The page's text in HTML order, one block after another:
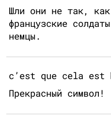
Шли они не так,
французские
немцы.
c’est que cela est
Прекрасный символ!